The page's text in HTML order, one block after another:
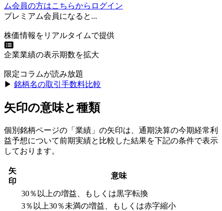
ム会員の方はこちらからログイン
プレミアム会員になると...
株価情報をリアルタイムで提供
企業業績の表示期数を拡大
限定コラムが読み放題
▶︎ 銘柄名の取引手数料比較
矢印の意味と種類
個別銘柄ページの「業績」の矢印は、通期決算の今期経常利
益予想について前期実績と比較した結果を下記の条件で表示
しております。
矢
印
意味
30％以上の増益、もしくは黒字転換
3％以上30％未満の増益、もしくは赤字縮小